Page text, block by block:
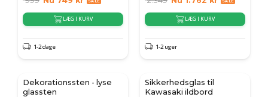
LÆG I KURV
1-2 dage
LÆG I KURV
1-2 uger
Dekorationssten - lyse
glassten
Sikkerhedsglas til
Kawasaki ildbord